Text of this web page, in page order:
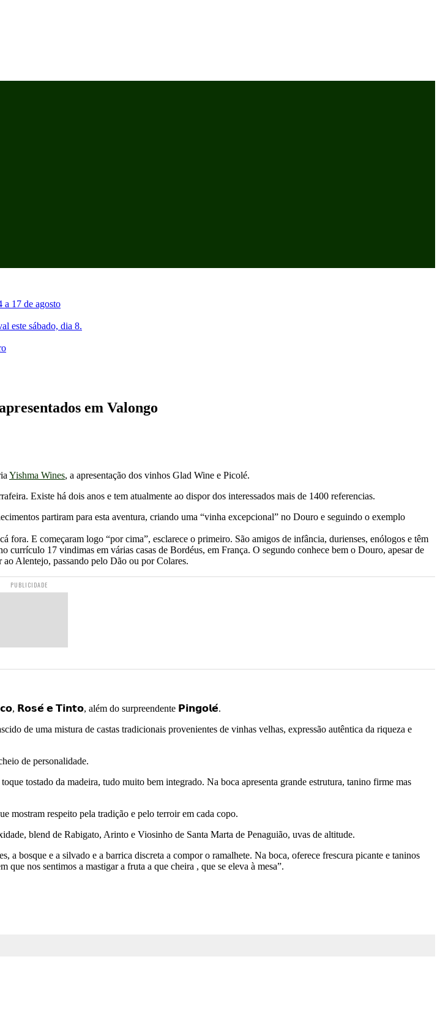
a 17 de agosto
este sábado, dia 8.
em Valongo
Yishma Wines, a apresentação dos vinhos Glad Wine e Picolé.
Existe há dois anos e tem atualmente ao dispor dos interessados mais de 1400 referencias.
partiram para esta aventura, criando uma “vinha excepcional” no Douro e seguindo o exemplo
fora. E começaram logo “por cima”, esclarece o primeiro. São amigos de infância, durienses, enólogos e têm
currículo 17 vindimas em várias casas de Bordéus, em França. O segundo conhece bem o Douro, apesar de
Alentejo, passando pelo Dão ou por Colares.
PUBLICIDADE
𝗥𝗼𝘀𝗲́ 𝗲 𝗧𝗶𝗻𝘁𝗼, além do surpreendente 𝗣𝗶𝗻𝗴𝗼𝗹𝗲́.
de uma mistura de castas tradicionais provenientes de vinhas velhas, expressão autêntica da riqueza e
de personalidade.
tostado da madeira, tudo muito bem integrado. Na boca apresenta grande estrutura, tanino firme mas
mostram respeito pela tradição e pelo terroir em cada copo.
blend de Rabigato, Arinto e Viosinho de Santa Marta de Penaguião, uvas de altitude.
bosque e a silvado e a barrica discreta a compor o ramalhete. Na boca, oferece frescura picante e taninos
nos sentimos a mastigar a fruta a que cheira , que se eleva à mesa”.